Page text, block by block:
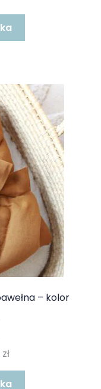
– kolor
złAktualna
cena
wynosi: